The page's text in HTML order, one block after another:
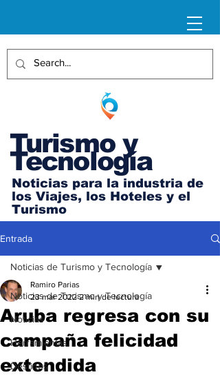
Turismo y
Tecnología
Noticias para la industria de
los Viajes, los Hoteles y el
Turismo
Entrada
Noticias de Turismo y Tecnología
Noticias
Herramientas
Destinos
Noticias de Turismo y Tecnología
Aruba regresa con su
campaña felicidad
extendida
Ramiro Parias
23 mar 2022 2 min de lectura